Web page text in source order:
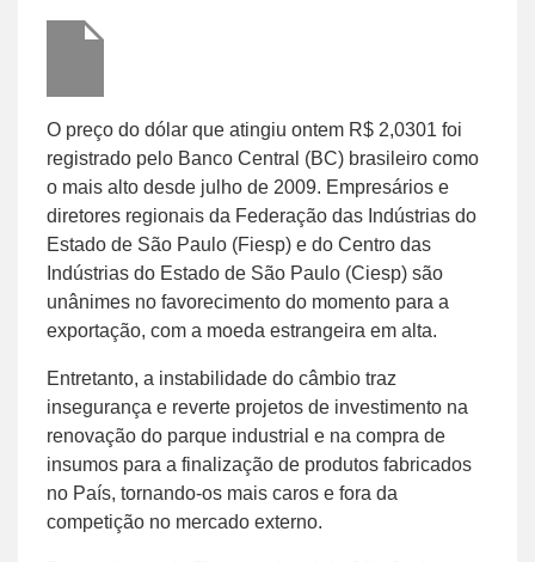
O preço do dólar que atingiu ontem R$ 2,0301 foi
registrado pelo Banco Central (BC) brasileiro como
o mais alto desde julho de 2009. Empresários e
diretores regionais da Federação das Indústrias do
Estado de São Paulo (Fiesp) e do Centro das
Indústrias do Estado de São Paulo (Ciesp) são
unânimes no favorecimento do momento para a
exportação, com a moeda estrangeira em alta.
Entretanto, a instabilidade do câmbio traz
insegurança e reverte projetos de investimento na
renovação do parque industrial e na compra de
insumos para a finalização de produtos fabricados
no País, tornando-os mais caros e fora da
competição no mercado externo.